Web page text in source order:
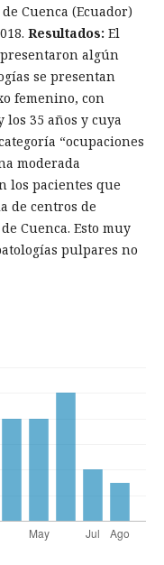
Cuenca (Ecuador)
Resultados: El
presentaron algún
se presentan
femenino, con
los 35 años y cuya
“ocupaciones
moderada
los pacientes que
de centros de
Cuenca. Esto muy
pulpares no